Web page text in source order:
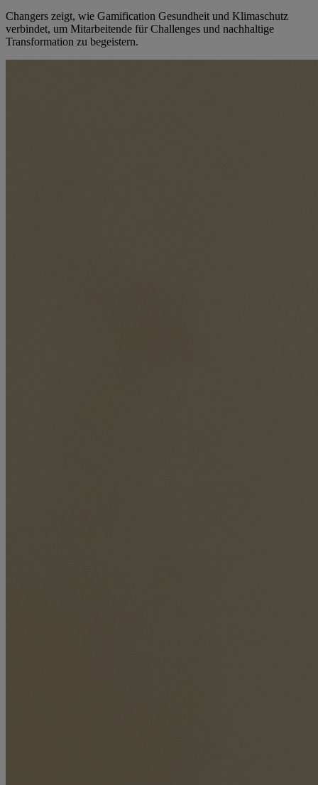
Changers zeigt, wie Gamification Gesundheit und Klimaschutz
verbindet, um Mitarbeitende für Challenges und nachhaltige
Transformation zu begeistern.